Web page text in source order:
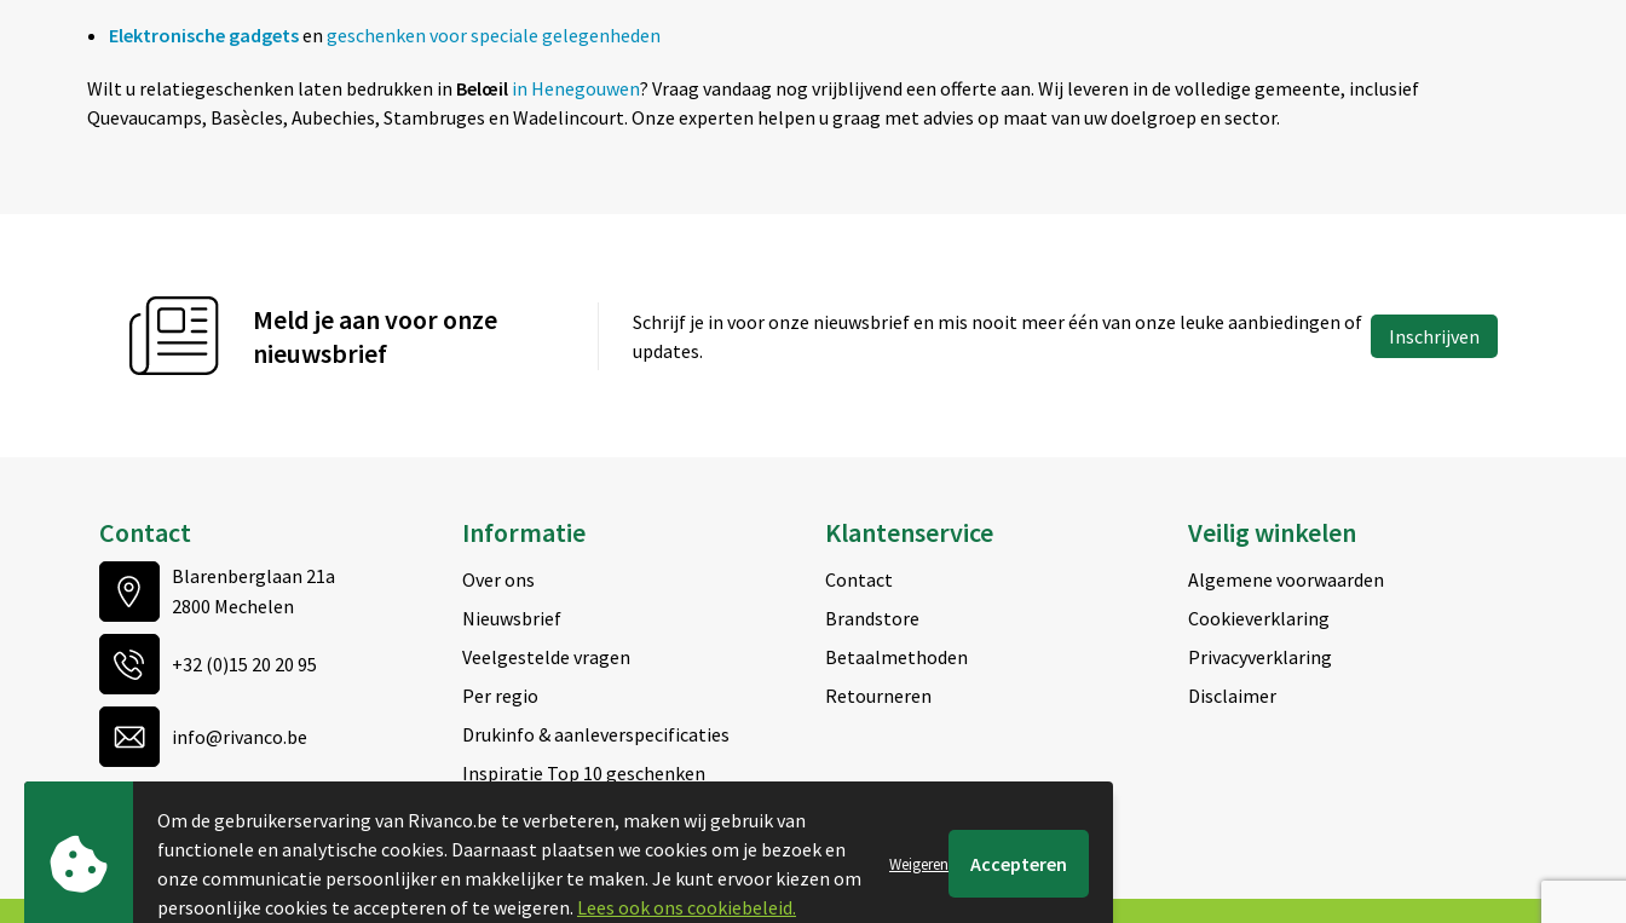
Elektronische gadgetsen geschenken voor speciale gelegenheden
Wilt u relatiegeschenken laten bedrukken in Belœil in Henegouwen? Vraag vandaag nog vrijblijvend een offerte aan. Wij leveren in de volledige gemeente, inclusief
Quevaucamps, Basècles, Aubechies, Stambruges en Wadelincourt. Onze experten helpen u graag met advies op maat van uw doelgroep en sector.
Meld je aan voor onze
nieuwsbrief
Schrijf je in voor onze nieuwsbrief en mis nooit meer één van onze leuke aanbiedingen of
updates.
Inschrijven
Contact
Blarenberglaan 21a
2800 Mechelen
+32 (0)15 20 20 95
info@rivanco.be
Contacteer ons
Informatie
Over ons
Nieuwsbrief
Veelgestelde vragen
Per regio
Drukinfo & aanleverspecificaties
Inspiratie Top 10 geschenken
Klantenservice
Contact
Brandstore
Betaalmethoden
Retourneren
Veilig winkelen
Algemene voorwaarden
Cookieverklaring
Privacyverklaring
Disclaimer
Om de gebruikerservaring van Rivanco.be te verbeteren, maken wij gebruik van
functionele en analytische cookies. Daarnaast plaatsen we cookies om je bezoek en
onze communicatie persoonlijker en makkelijker te maken. Je kunt ervoor kiezen om
persoonlijke cookies te accepteren of te weigeren. Lees ook ons cookiebeleid.
Weigeren